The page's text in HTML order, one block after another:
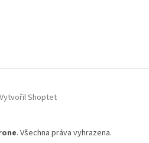
Vytvořil Shoptet
. Všechna práva vyhrazena.